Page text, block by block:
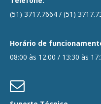
(51) 3717.7664 / (51)
Horário de
08:00 às 12:00 / 13:30 às